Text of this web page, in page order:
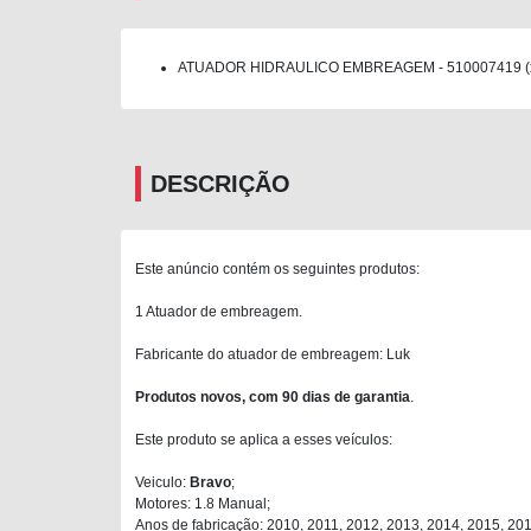
ATUADOR HIDRAULICO EMBREAGEM - 510007419
DESCRIÇÃO
Este anúncio contém os seguintes produtos:
1 Atuador de embreagem.
Fabricante do atuador de embreagem: Luk
Produtos novos, com 90 dias de garantia
Este produto se aplica a esses veículos:
Veiculo: Bravo;
Motores: 1.8 Manual;
Anos de fabricação: 2010, 2011, 2012, 2013, 2014, 2015,